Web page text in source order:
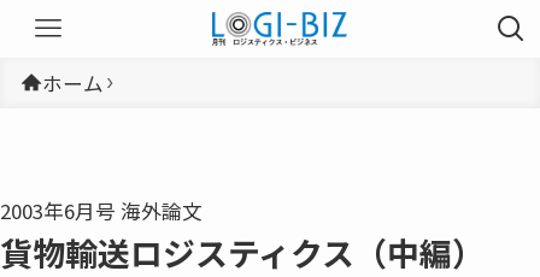
ホーム
2003年6月号 海外論文
貨物輸送ロジスティクス（中編）